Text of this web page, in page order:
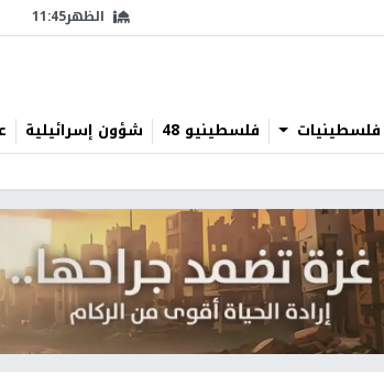
الظهر11:45
فلسطينيات فلسطينيو 48 شؤون إسرائيلية